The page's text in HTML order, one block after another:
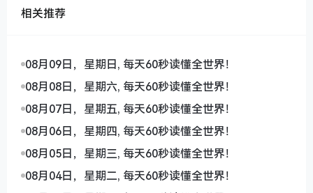
相关推荐
08月09日，星期日, 每天60秒读懂全世界！
08月08日，星期六, 每天60秒读懂全世界！
08月07日，星期五, 每天60秒读懂全世界！
08月06日，星期四, 每天60秒读懂全世界！
08月05日，星期三, 每天60秒读懂全世界！
08月04日，星期二, 每天60秒读懂全世界！